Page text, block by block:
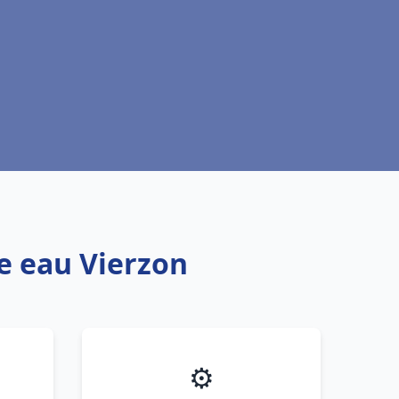
eau Vierzon
⚙️